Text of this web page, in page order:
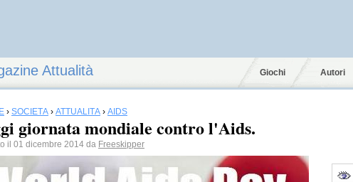
Attualità Giochi Autori
› SOCIETÀ › ATTUALITÀ › AIDS
giornata mondiale contro l'Aids.
il 01 dicembre 2014 da Freeskipper